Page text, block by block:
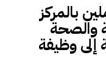
بالمركز
والصحة
إلى وظيفة